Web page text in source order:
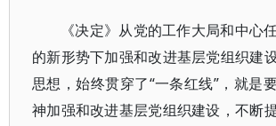
《决定》从党的工作大局和中心
的新形势下加强和改进基层党组织建
思想，始终贯穿了“一条红线”，就是
神加强和改进基层党组织建设，不断